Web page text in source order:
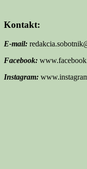
Kontakt:
E-mail:
Facebook:
Instagram: